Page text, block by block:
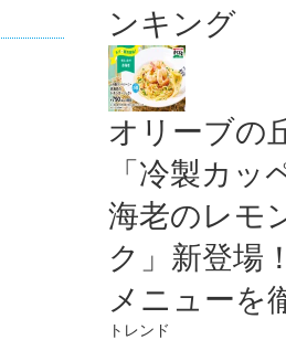
ンキング
オリーブの
「冷製カッ
海老のレモ
ク」新登場
メニューを
トレンド